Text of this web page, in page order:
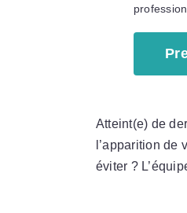
Atteint(e) de
l’apparition
éviter ?